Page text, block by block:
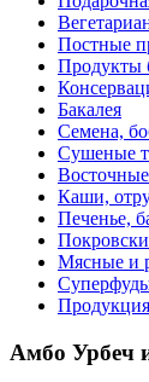
Постные
Продукты
Бакалея
Семена,
Сушеные
Каши,
Печенье,
Мясные и
Продукция
Амбо Урбеч